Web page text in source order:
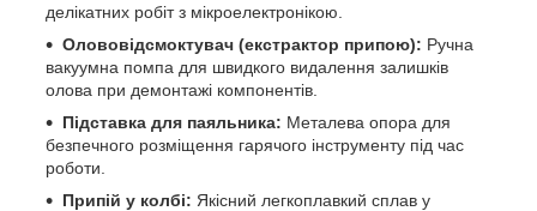
делікатних робіт з мікроелектронікою.
Олововідсмоктувач (екстрактор припою): Ручна
вакуумна помпа для швидкого видалення залишків
олова при демонтажі компонентів.
Підставка для паяльника: Металева опора для
безпечного розміщення гарячого інструменту під час
роботи.
Припій у колбі: Якісний легкоплавкий сплав у